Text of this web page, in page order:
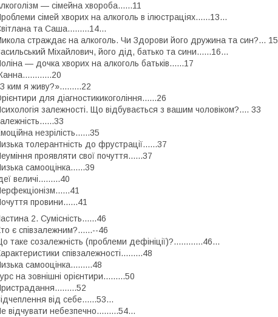
— сімейна хвороба......11
сімей хворих на алкоголь в ілюстраціях......13...
та Саша.........14...
страждає на алкоголь. Чи Здорови його дружина та син?... 15
Міхайлович, його дід, батько та сини......16...
— дочка хворих на алкоголь батьків......17
ким я живу?».........22
для діагностикикогоління......26
залежності. Що відбувається з вашим чоловіком?.... 33
незрілість......35
толерантність до фрустрації......37
проявляти свої почуття......37
самооцінка......39
величі.........40
провини......41
2. Сумісність......46
є співзалежним?......--46
таке созалежність (проблеми дефініції)?............46...
співзалежності.........48
самооцінка.........48
на зовнішні орієнтири.........50
від себе......53...
відчувати небезпечно.........54...